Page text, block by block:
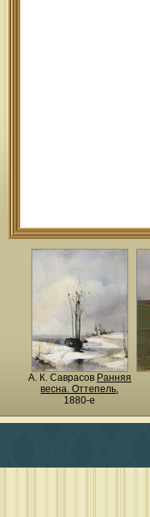
А. К. Саврасов Ранняя
весна. Оттепель,
1880-е